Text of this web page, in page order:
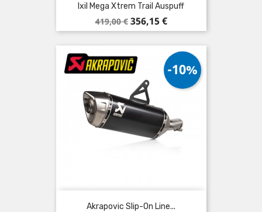
Ixil Mega Xtrem Trail Auspuff
Verkaufspreis
419,00 € Preis
356,15 €
Akrapovic Slip-On Line...
-10%